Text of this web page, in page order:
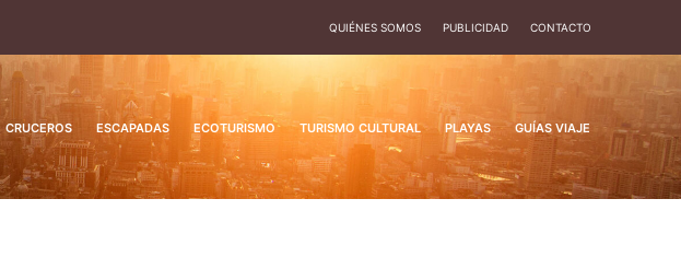
QUIÉNES SOMOS PUBLICIDAD CONTACTO
CRUCEROS ESCAPADAS ECOTURISMO TURISMO CULTURAL PLAYAS GUÍAS VIAJE